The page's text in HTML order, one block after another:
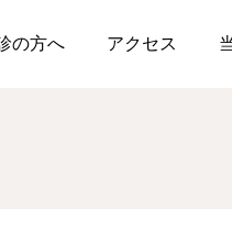
の方へ アクセス
選ばれる理由